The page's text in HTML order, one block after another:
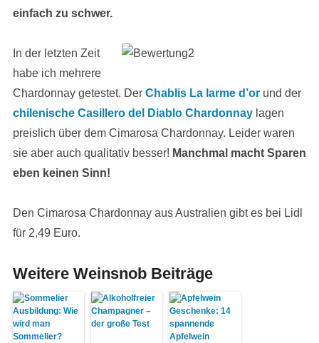
einfach zu schwer.
In der letzten Zeit
habe ich mehrere
Chardonnay getestet. Der Chablis La larme d’orund der
chilenische Casillero del Diablo Chardonnaylagen
preislich über dem Cimarosa Chardonnay. Leider waren
sie aber auch qualitativ besser! Manchmal macht Sparen
eben keinen Sinn!
Den Cimarosa Chardonnay aus Australien gibt es bei Lidl
für 2,49 Euro.
Weitere Weinsnob Beiträge